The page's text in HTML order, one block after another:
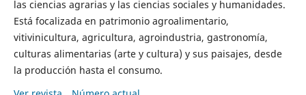
las ciencias agrarias y las ciencias sociales y humanidades.
Está focalizada en patrimonio agroalimentario,
vitivinicultura, agricultura, agroindustria, gastronomía,
culturas alimentarias (arte y cultura) y sus paisajes, desde
la producción hasta el consumo.